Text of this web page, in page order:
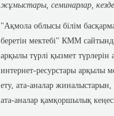
жұмыстары, семинарлар,
"Ақмола облысы білім
беретін мектебі" КММ
арқылы түрлі қызмет түрлерін
интернет-ресурстары арқылы
ету, ата-аналар
ата-аналар қамқоршылық